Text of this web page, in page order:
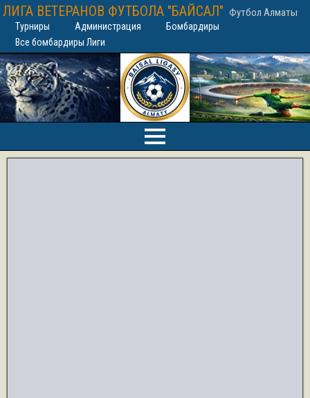
ЛИГА ВЕТЕРАНОВ ФУТБОЛА "БАЙСАЛ" Футбол Алматы
Турниры Администрация
Бомбардиры
Все бомбардиры Лиги